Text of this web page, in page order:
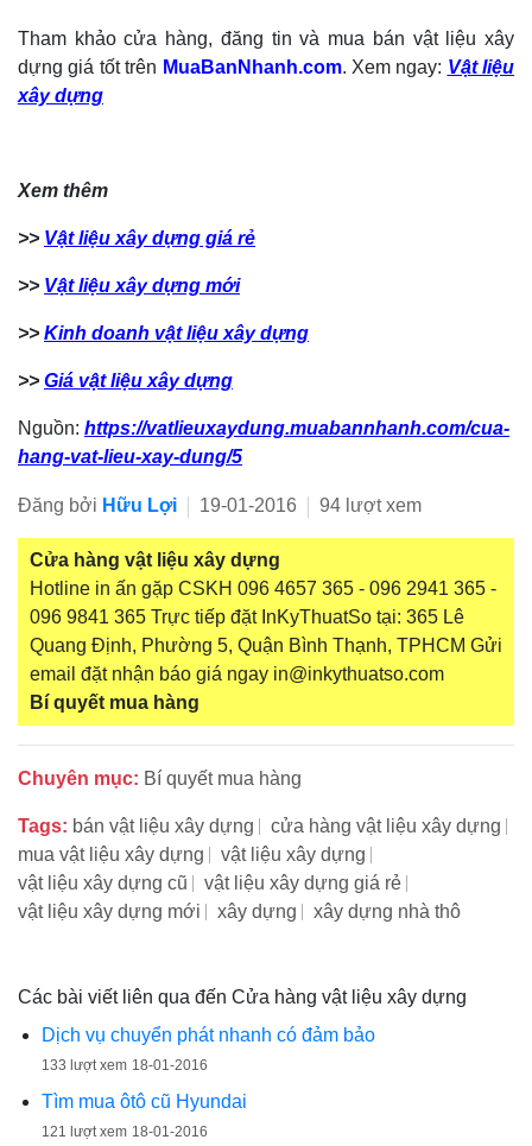
Tham khảo cửa hàng, đăng tin và mua bán vật liệu xây
dựng giá tốt trên MuaBanNhanh.com. Xem ngay: Vật liệu
xây dựng
Xem thêm
>> Vật liệu xây dựng giá rẻ
>> Vật liệu xây dựng mới
>> Kinh doanh vật liệu xây dựng
>> Giá vật liệu xây dựng
Nguồn: https://vatlieuxaydung.muabannhanh.com/cua-
hang-vat-lieu-xay-dung/5
Đăng bởi Hữu Lợi 19-01-2016 94 lượt xem
Cửa hàng vật liệu xây dựng
Hotline in ấn gặp CSKH 096 4657 365 - 096 2941 365 -
096 9841 365 Trực tiếp đặt InKyThuatSo tại: 365 Lê
Quang Định, Phường 5, Quận Bình Thạnh, TPHCM Gửi
email đặt nhận báo giá ngay in@inkythuatso.com
Bí quyết mua hàng
Chuyên mục: Bí quyết mua hàng
Tags: bán vật liệu xây dựng
cửa hàng vật liệu xây dựng
mua vật liệu xây dựng
vật liệu xây dựng
vật liệu xây dựng cũ
vật liệu xây dựng giá rẻ
vật liệu xây dựng mới
xây dựng xây dựng nhà thô
Các bài viết liên qua đến Cửa hàng vật liệu xây dựng
Dịch vụ chuyển phát nhanh có đảm bảo
133 lượt xem 18-01-2016
Tìm mua ôtô cũ Hyundai
121 lượt xem 18-01-2016